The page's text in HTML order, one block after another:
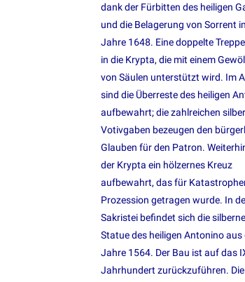
dank der Fürbitten des heiligen
und die Belagerung von Sorrent
Jahre 1648. Eine doppelte
in die Krypta, die mit einem
von Säulen unterstützt wird. Im
sind die Überreste des heiligen
aufbewahrt; die zahlreichen
Votivgaben bezeugen den
Glauben für den Patron.
der Krypta ein hölzernes Kreuz
aufbewahrt, das für
Prozession getragen wurde. In
Sakristei befindet sich die silberne
Statue des heiligen Antonino aus
Jahre 1564. Der Bau ist auf das
Jahrhundert zurückzuführen. Die